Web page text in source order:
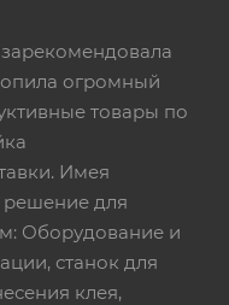
огромный
товары по
Имея
решение для
Оборудование и
станок для
клея,